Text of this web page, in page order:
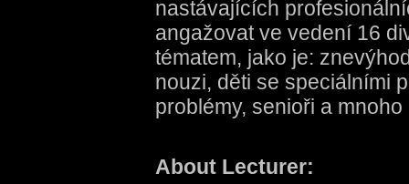
nastávajících
angažovat ve vedení 16
tématem, jako je:
nouzi, děti se speciálními
problémy, senioři a
About Lecturer: